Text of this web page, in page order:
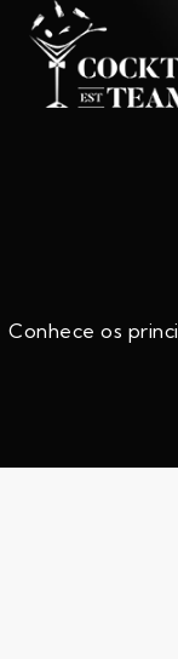
Conhece os